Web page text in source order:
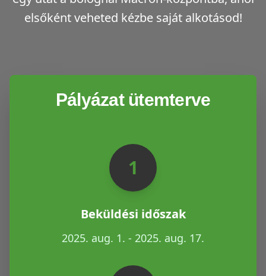
elsőként veheted kézbe saját alkotásod!
Pályázat ütemterve
1
Beküldési időszak
2025. aug. 1. - 2025. aug. 17.